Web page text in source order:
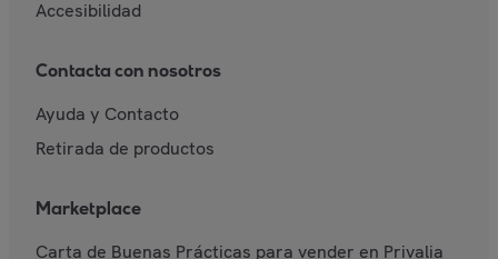
Accesibilidad
Contacta con nosotros
Ayuda y Contacto
Retirada de productos
Marketplace
Carta de Buenas Prácticas para vender en Privalia